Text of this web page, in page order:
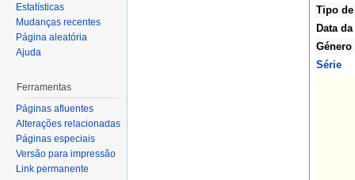
Tipo
Data
Género
Série
Estatísticas
Mudanças recentes
Página aleatória
Ajuda
Ferramentas
Páginas afluentes
Alterações relacionadas
Páginas especiais
Versão para impressão
Link permanente